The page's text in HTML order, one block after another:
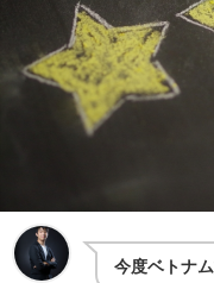
今度ベトナ